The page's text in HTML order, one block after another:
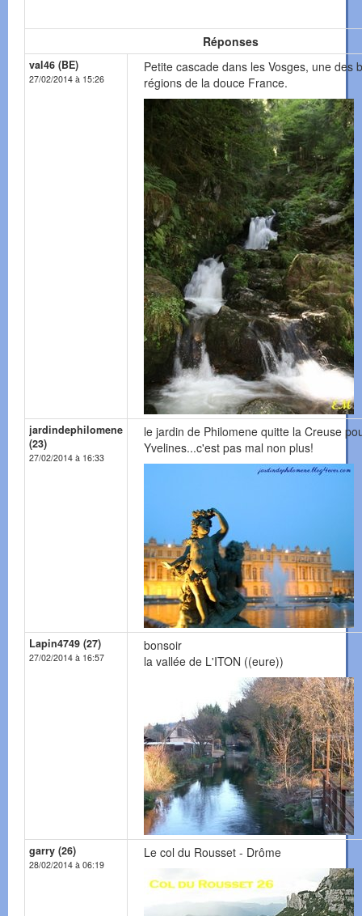
Réponses
val46 (BE)
27/02/2014 à 15:26
Petite cascade dans les Vosges, une des
régions de la douce France.
jardindephilomene
(23)
27/02/2014 à 16:33
le jardin de Philomene quitte la Creuse
Yvelines...c'est pas mal non plus!
Lapin4749 (27)
27/02/2014 à 16:57
bonsoir
la vallée de L'ITON ((eure))
garry (26)
28/02/2014 à 06:19
Le col du Rousset - Drôme